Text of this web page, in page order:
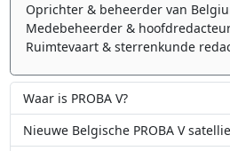
Oprichter & beheerder van
Medebeheerder &
Ruimtevaart & sterrenkunde
Waar is PROBA V?
Nieuwe Belgische PROBA V